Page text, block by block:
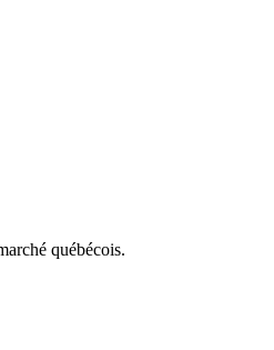
québécois.